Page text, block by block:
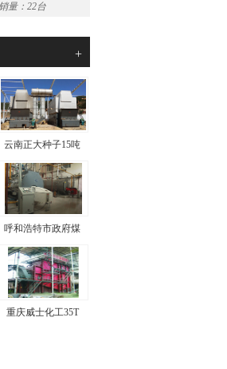
量：22台
+
云南正大种子15吨
生物质锅炉
呼和浩特市政府煤
改气项目
重庆威士化工35T